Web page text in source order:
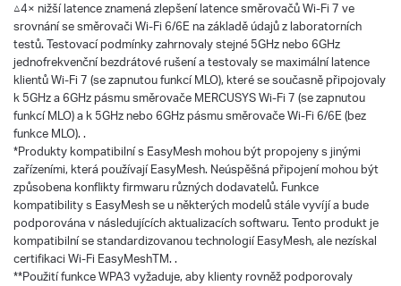
△4× nižší latence znamená zlepšení latence směrovačů Wi-Fi 7 ve
srovnání se směrovači Wi-Fi 6/6E na základě údajů z laboratorních
testů. Testovací podmínky zahrnovaly stejné 5GHz nebo 6GHz
jednofrekvenční bezdrátové rušení a testovaly se maximální latence
klientů Wi-Fi 7 (se zapnutou funkcí MLO), které se současně připojovaly
k 5GHz a 6GHz pásmu směrovače MERCUSYS Wi-Fi 7 (se zapnutou
funkcí MLO) a k 5GHz nebo 6GHz pásmu směrovače Wi-Fi 6/6E (bez
funkce MLO). .
*Produkty kompatibilní s EasyMesh mohou být propojeny s jinými
zařízeními, která používají EasyMesh. Neúspěšná připojení mohou být
způsobena konflikty firmwaru různých dodavatelů. Funkce
kompatibility s EasyMesh se u některých modelů stále vyvíjí a bude
podporována v následujících aktualizacích softwaru. Tento produkt je
kompatibilní se standardizovanou technologií EasyMesh, ale nezískal
certifikaci Wi-Fi EasyMeshTM. .
**Použití funkce WPA3 vyžaduje, aby klienty rovněž podporovaly